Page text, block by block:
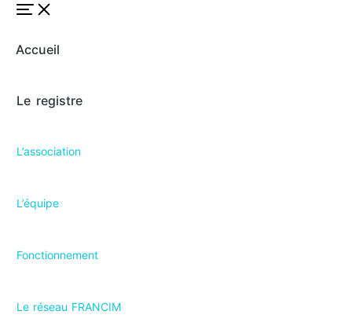
Accueil
Le registre
L’association
L’équipe
Fonctionnement
Le réseau FRANCIM